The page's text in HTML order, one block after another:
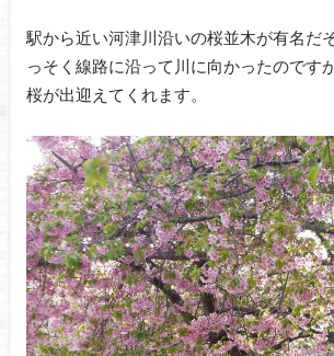
駅から近い河津川沿いの桜並木が有名だ
っそく線路に沿って川に向かったのです
桜が出迎えてくれます。